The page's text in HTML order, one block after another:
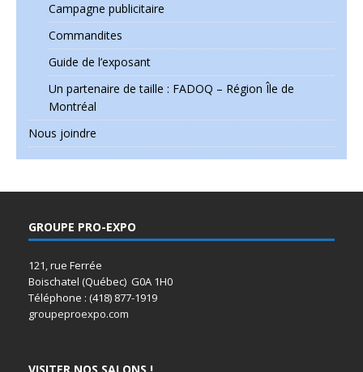
Campagne publicitaire
Commandites
Guide de l’exposant
Un partenaire de taille : FADOQ – Région Île de
Montréal
Nous joindre
GROUPE PRO-EXPO
121, rue Ferrée
Boischatel (Québec) G0A 1H0
Téléphone : (418) 877-1919
groupeproexpo.com